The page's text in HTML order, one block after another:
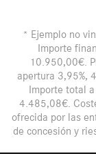
* Ejemplo no
Importe
10.950,00€.
apertura 3,95%,
Importe total
4.485,08€.
ofrecida por las
de concesión y